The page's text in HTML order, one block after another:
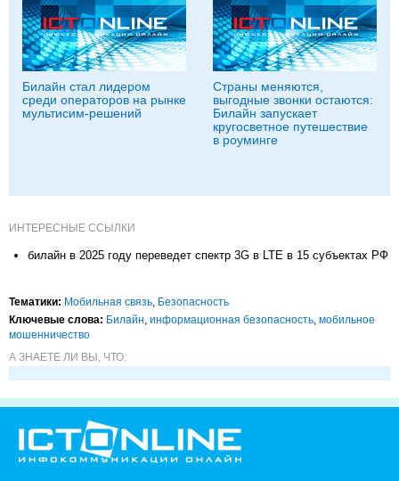
Билайн стал лидером
среди операторов на рынке
мультисим-решений
Страны меняются,
выгодные звонки остаются:
Билайн запускает
кругосветное путешествие
в роуминге
ИНТЕРЕСНЫЕ ССЫЛКИ
билайн в 2025 году переведет спектр 3G в LTE в 15 субъектах РФ
Тематики: Мобильная связь, Безопасность
Ключевые слова: Билайн, информационная безопасность, мобильное
мошенничество
А ЗНАЕТЕ ЛИ ВЫ, ЧТО: